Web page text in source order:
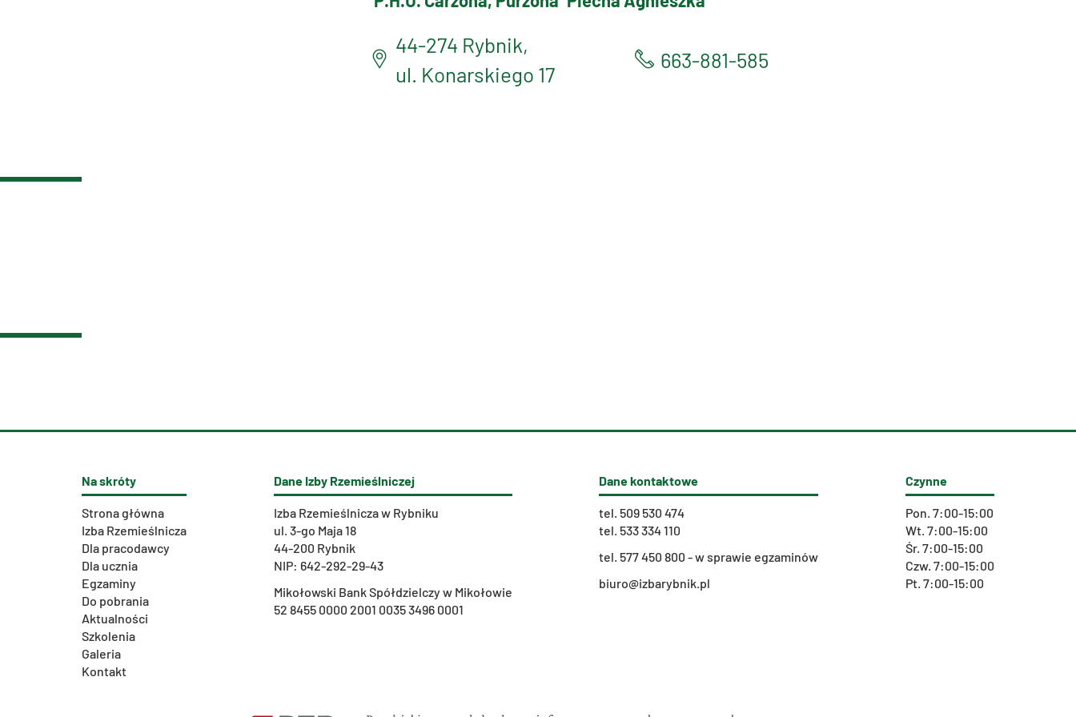
44-274 Rybnik,
ul. Konarskiego 17
663-881-585
Na skróty
Strona główna
Izba Rzemieślnicza
Dla pracodawcy
Dla ucznia
Egzaminy
Do pobrania
Aktualności
Szkolenia
Galeria
Kontakt
Dane Izby Rzemieślniczej
Izba Rzemieślnicza w Rybniku
ul. 3-go Maja 18
44-200 Rybnik
NIP: 642-292-29-43
Mikołowski Bank Spółdzielczy w Mikołowie
52 8455 0000 2001 0035 3496 0001
Dane kontaktowe
tel. 509 530 474
tel. 533 334 110
tel. 577 450 800 - w sprawie egzaminów
biuro@izbarybnik.pl
Czynne
Pon. 7:00-15:00
Wt. 7:00-15:00
Śr. 7:00-15:00
Czw. 7:00-15:00
Pt. 7:00-15:00